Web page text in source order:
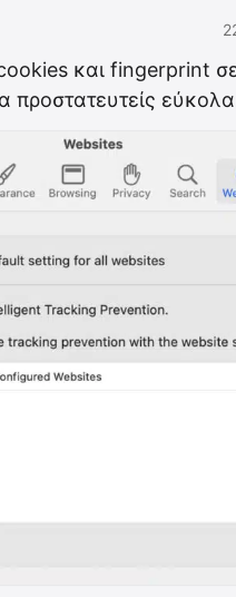
και fingerprint
προστατευτείς